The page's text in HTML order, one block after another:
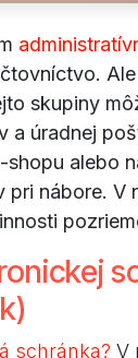
skupiny
a úradnej
alebo
nábore. V
schránka? V